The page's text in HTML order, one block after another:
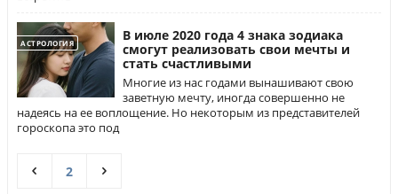
АСТРОЛОГИЯ
В июле 2020 года 4 знака зодиака
смогут реализовать свои мечты и
стать счастливыми
Многие из нас годами вынашивают свою
заветную мечту, иногда совершенно не
надеясь на ее воплощение. Но некоторым из представителей
гороскопа это под
2